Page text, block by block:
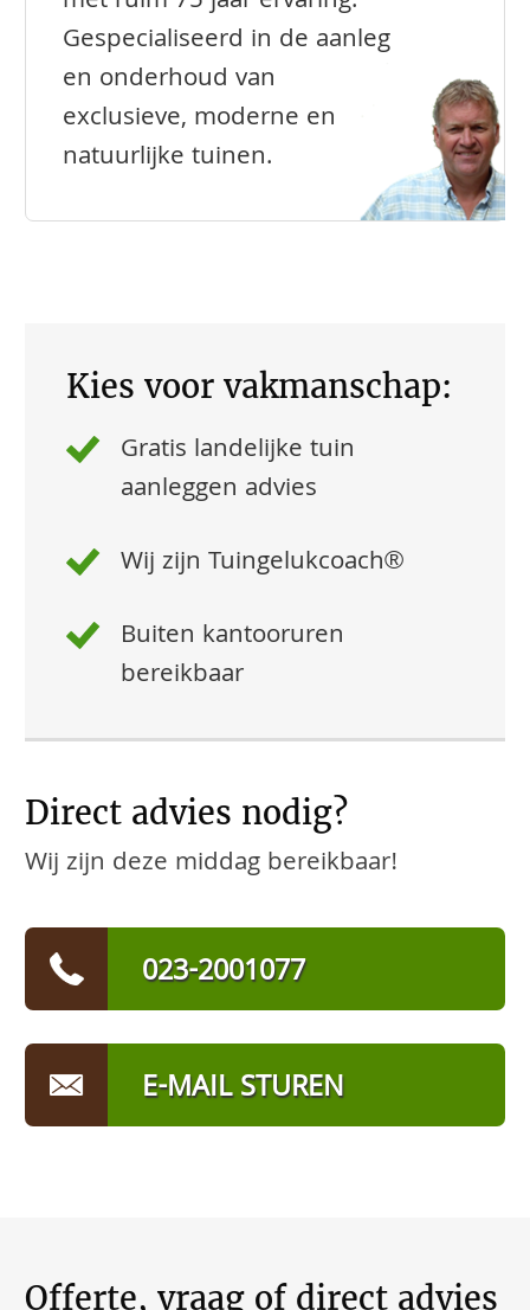
Gespecialiseerd in de aanleg
en onderhoud van
exclusieve, moderne en
natuurlijke tuinen.
Kies voor vakmanschap:
Gratis landelijke tuin
aanleggen advies
Wij zijn Tuingelukcoach®
Buiten kantooruren
bereikbaar
Direct advies nodig?
Wij zijn deze middag bereikbaar!
023-2001077
E-MAIL STUREN
Offerte, vraag of direct advies